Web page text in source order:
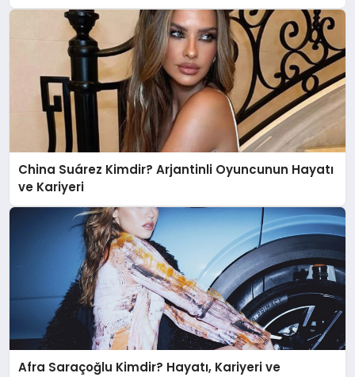
China Suárez Kimdir? Arjantinli Oyuncunun Hayatı
ve Kariyeri
Afra Saraçoğlu Kimdir? Hayatı, Kariyeri ve